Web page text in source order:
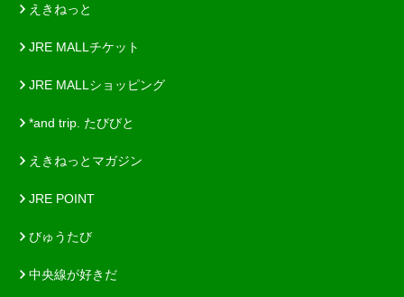
えきねっと
JRE MALLチケット
JRE MALLショッピング
*and trip. たびびと
えきねっとマガジン
JRE POINT
びゅうたび
中央線が好きだ